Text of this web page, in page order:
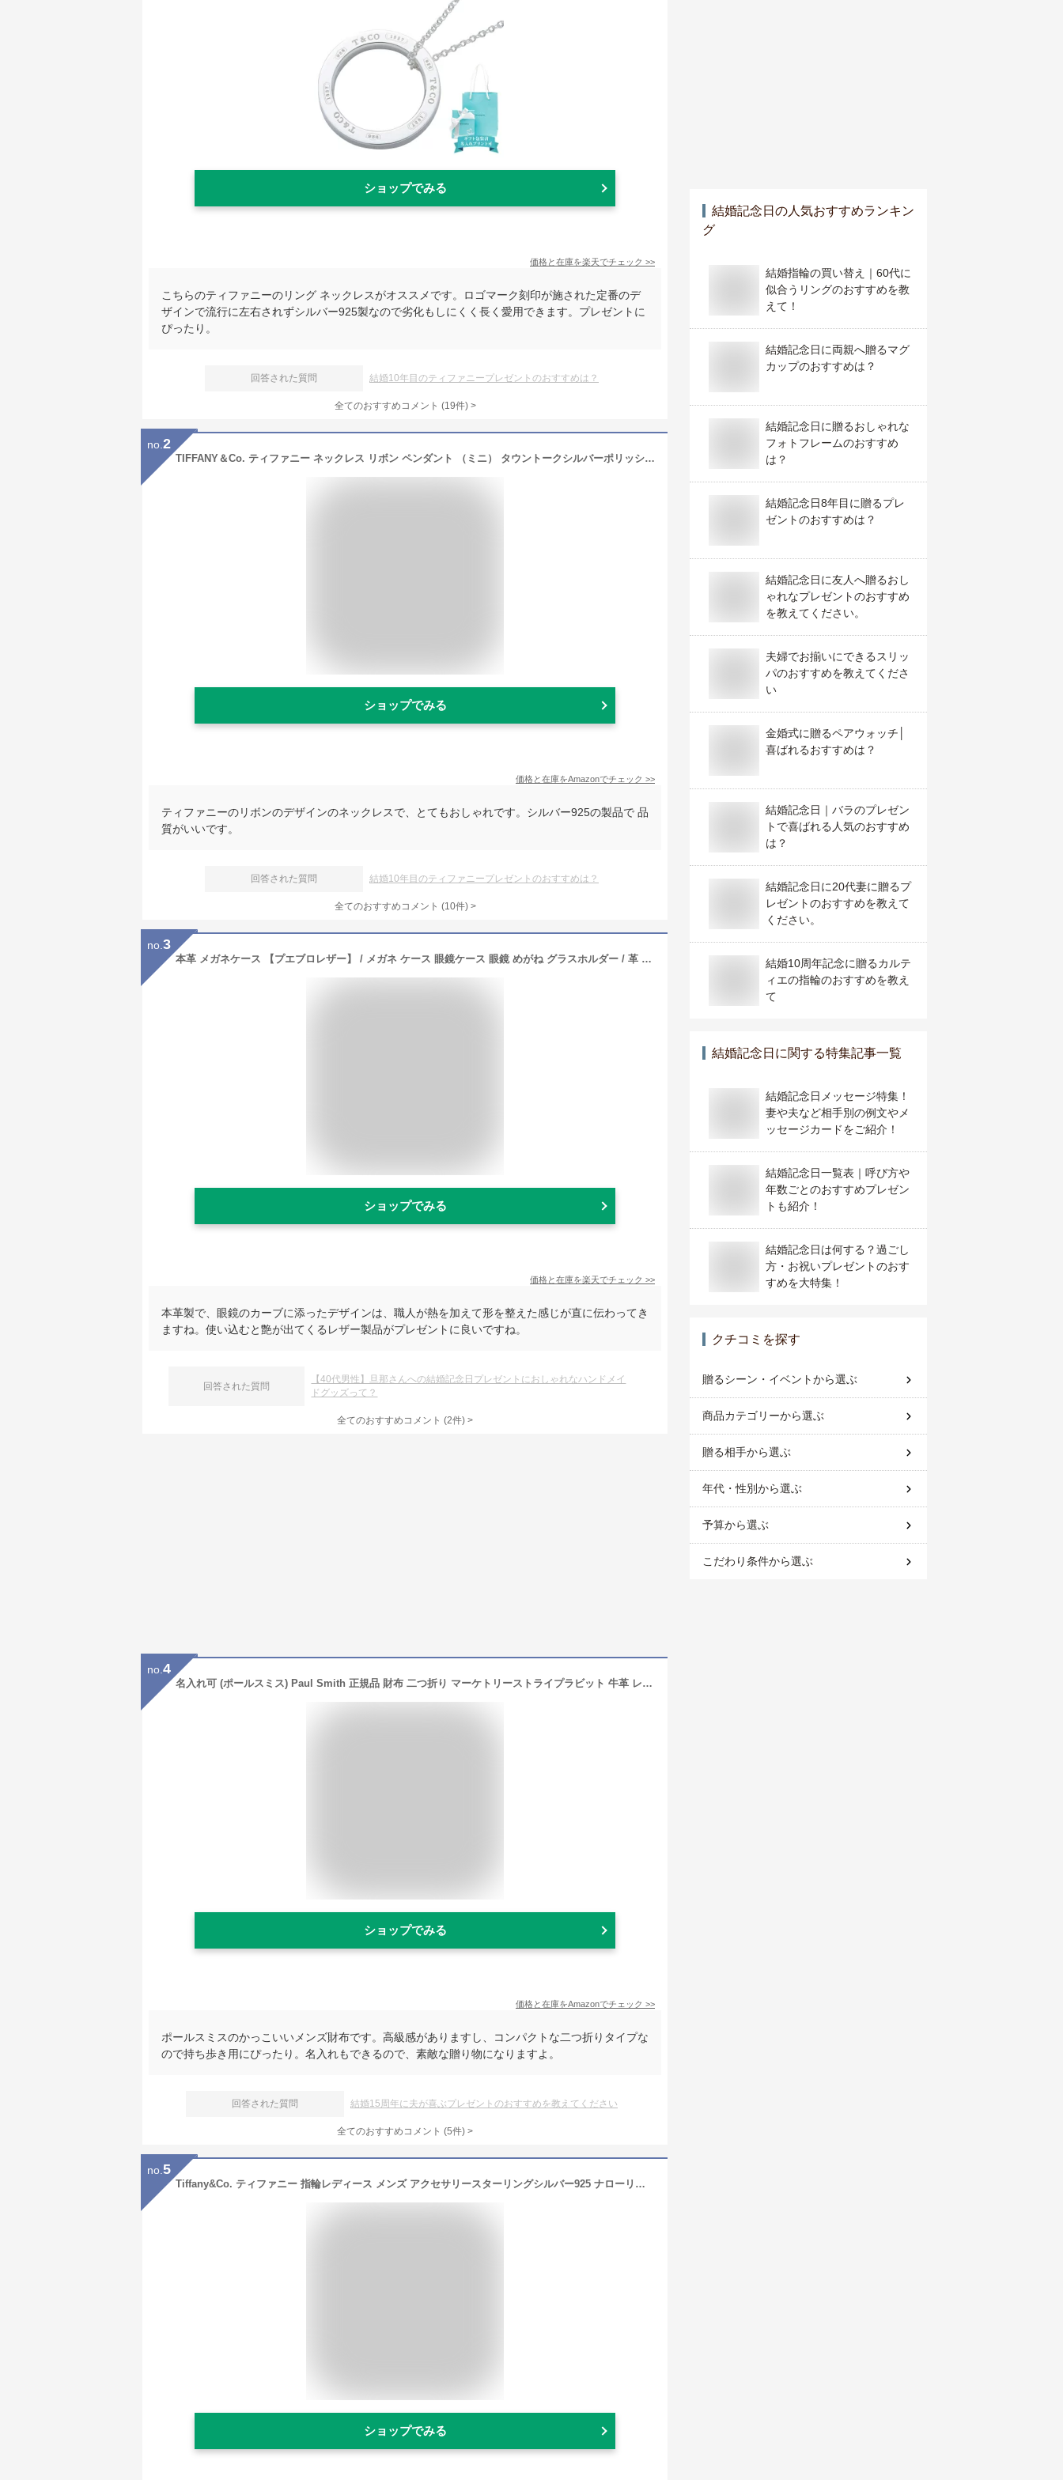
ショップでみる
価格と在庫を楽天でチェック >>
こちらのティファニーのリング ネックレスがオススメです。ロゴマーク刻印が施された定番のデ
ザインで流行に左右されずシルバー925製なので劣化もしにくく長く愛用できます。プレゼントに
ぴったり。
回答された質問 結婚10年目のティファニープレゼントのおすすめは？
全てのおすすめコメント (19件) >
no. 2
TIFFANY＆Co. ティファニー ネックレス リボン ペンダント （ミニ） タウントークシルバーポリッシュクロス セット 並行輸入品 (品番:310) [並行輸入品]
ショップでみる
価格と在庫をAmazonでチェック >>
ティファニーのリボンのデザインのネックレスで、とてもおしゃれです。シルバー925の製品で 品
質がいいです。
回答された質問 結婚10年目のティファニープレゼントのおすすめは？
全てのおすすめコメント (10件) >
no. 3
本革 メガネケース 【プエブロレザー】 / メガネ ケース 眼鏡ケース 眼鏡 めがね グラスホルダー / 革 レザー 名入れ オプション有り メンズ おしゃれ シンプル ギフト 贈り物 日本製 手作り ハンドメイド
ショップでみる
価格と在庫を楽天でチェック >>
本革製で、眼鏡のカーブに添ったデザインは、職人が熱を加えて形を整えた感じが直に伝わってき
ますね。使い込むと艶が出てくるレザー製品がプレゼントに良いですね。
回答された質問
【40代男性】旦那さんへの結婚記念日プレゼントにおしゃれなハンドメイ
ドグッズって？
全てのおすすめコメント (2件) >
no. 4
名入れ可 (ポールスミス) Paul Smith 正規品 財布 二つ折り マーケトリーストライプラビット 牛革 レザー 小銭入れあり ショップバッグ付 (名入れなし, ブラック)
ショップでみる
価格と在庫をAmazonでチェック >>
ポールスミスのかっこいいメンズ財布です。高級感がありますし、コンパクトな二つ折りタイプな
ので持ち歩き用にぴったり。名入れもできるので、素敵な贈り物になりますよ。
回答された質問 結婚15周年に夫が喜ぶプレゼントのおすすめを教えてください
全てのおすすめコメント (5件) >
no. 5
Tiffany&Co. ティファニー 指輪レディース メンズ アクセサリースターリングシルバー925 ナローリング7号 8号 9号 10号 11号 13号 14号 16号 17号 18号 19号 20号 21号 23号 24号 25号 26号 27号ユニセックス 4mm 1837 創業年刻印 T&CO
ショップでみる
結婚記念日 の人気おすすめランキン
グ
結婚指輪の買い替え｜60代に
似合うリングのおすすめを教
えて！
結婚記念日に両親へ贈るマグ
カップのおすすめは？
結婚記念日に贈るおしゃれな
フォトフレームのおすすめ
は？
結婚記念日8年目に贈るプレ
ゼントのおすすめは？
結婚記念日に友人へ贈るおし
ゃれなプレゼントのおすすめ
を教えてください。
夫婦でお揃いにできるスリッ
パのおすすめを教えてくださ
い
金婚式に贈るペアウォッチ│
喜ばれるおすすめは？
結婚記念日｜バラのプレゼン
トで喜ばれる人気のおすすめ
は？
結婚記念日に20代妻に贈るプ
レゼントのおすすめを教えて
ください。
結婚10周年記念に贈るカルテ
ィエの指輪のおすすめを教え
て
結婚記念日 に関する特集記事一覧
結婚記念日メッセージ特集！
妻や夫など相手別の例文やメ
ッセージカードをご紹介！
結婚記念日一覧表｜呼び方や
年数ごとのおすすめプレゼン
トも紹介！
結婚記念日は何する？過ごし
方・お祝いプレゼントのおす
すめを大特集！
クチコミを探す
贈るシーン・イベントから選ぶ
商品カテゴリーから選ぶ
贈る相手から選ぶ
年代・性別から選ぶ
予算から選ぶ
こだわり条件から選ぶ